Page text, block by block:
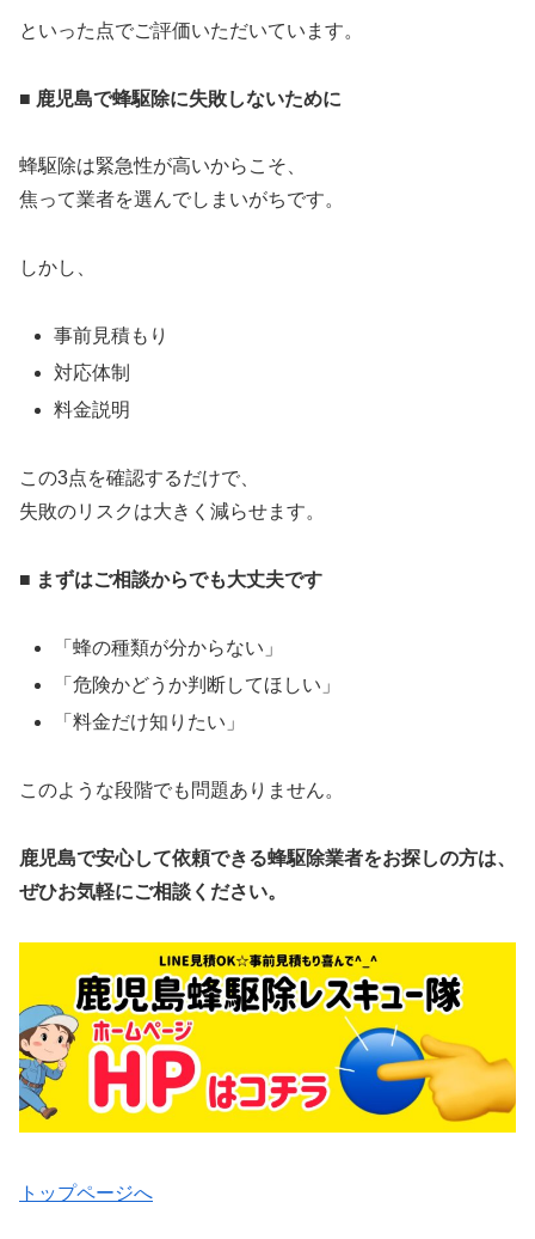
といった点でご評価いただいています。
■ 鹿児島で蜂駆除に失敗しないために
蜂駆除は緊急性が高いからこそ、
焦って業者を選んでしまいがちです。
しかし、
事前見積もり
対応体制
料金説明
この3点を確認するだけで、
失敗のリスクは大きく減らせます。
■ まずはご相談からでも大丈夫です
「蜂の種類が分からない」
「危険かどうか判断してほしい」
「料金だけ知りたい」
このような段階でも問題ありません。
鹿児島で安心して依頼できる蜂駆除業者をお探しの方は、
ぜひお気軽にご相談ください。
トップページへ